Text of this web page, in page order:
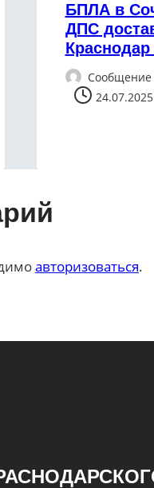
БПЛА в
ДПС
Сообщение
авторизоваться.